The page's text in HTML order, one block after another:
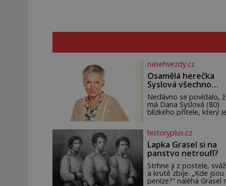
nasehvezdy.cz
Osamělá herečka
Syslová všechno
vzdala?
Nedávno se povídalo,
má Dana Syslová (80)
blízkého přítele, který
posledních dnech čím dál
častěji mluví o svém
odchodu. Dohnala ji snad
samota? Půs
historyplus.cz
Lapka Grasel si na
panstvo netroufl?
Strhne ji z postele,
a krutě zbije. „Kde jsou
peníze?“ naléhá Grasel